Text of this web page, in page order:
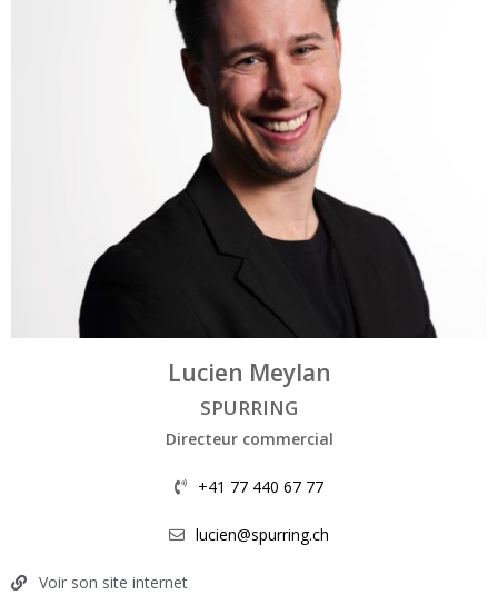
Lucien Meylan
SPURRING
Directeur commercial
+41 77 440 67 77
lucien@spurring.ch
Voir son site internet